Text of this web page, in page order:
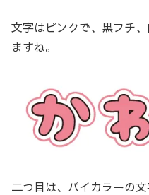
文字はピンクで、黒フチ
ますね。
二つ目は、バイカラーの